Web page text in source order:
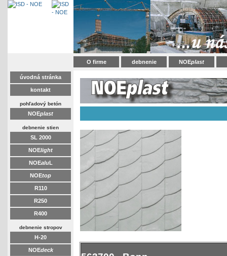
O firme debnenie NOEplast
úvodná stránka
kontakt
pohľadový betón
NOEplast
debnenie stien
SL 2000
NOElight
NOEaluL
NOEtop
R110
R250
R400
debnenie stropov
H-20
NOEdeck